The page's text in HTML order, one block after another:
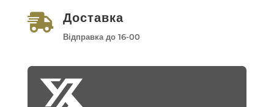
 Доставка
Відправка до 16-00